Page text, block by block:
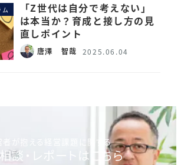
ム
「Z世代は自分で考えない」
は本当か？育成と接し方の見
直しポイント
唐澤 智哉 2025.06.04
者が抱える経営課題に関する
談・レポートはこちら